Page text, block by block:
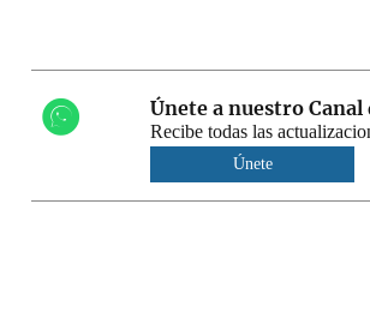
Únete a nuestro Canal
Recibe todas las
Únete